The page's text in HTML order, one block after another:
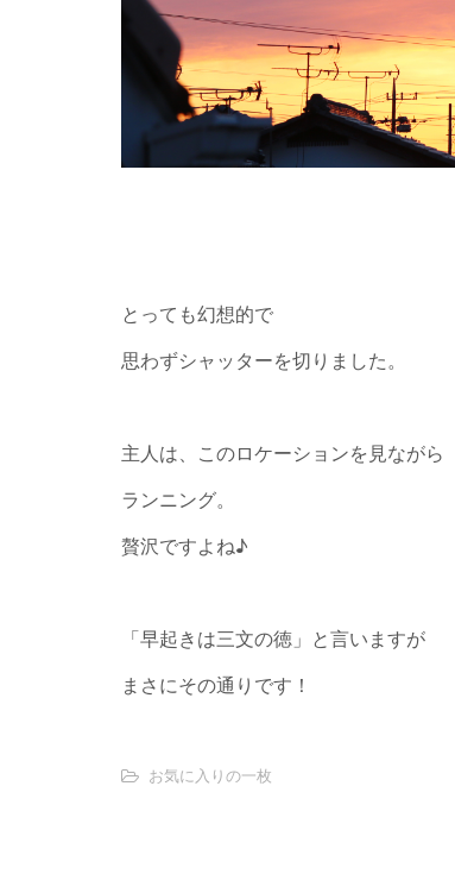
とっても幻想的で
思わずシャッターを切りました。
主人は、このロケーションを見ながら
ランニング。
贅沢ですよね♪
「早起きは三文の徳」と言いますが
まさにその通りです！
お気に入りの一枚